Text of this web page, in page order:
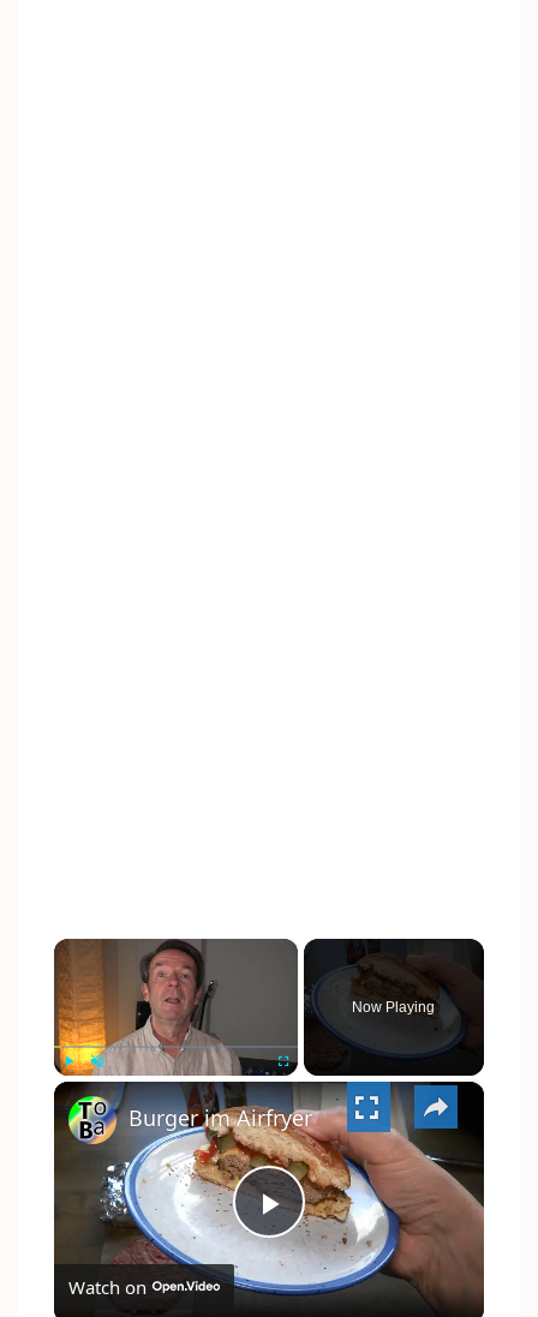
×
UNMUTE FULLSCREEN
Now Playing
×
PLAY
Burger im Airfryer
Watch on